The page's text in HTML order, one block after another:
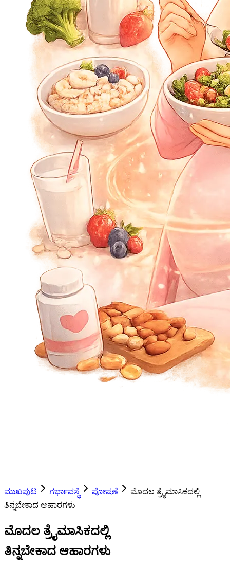
ಮುಖಪುಟ ಗರ್ಭಾವಸ್ಥೆ ಪೋಷಣೆ
ಮೊದಲ ತ್ರೈಮಾಸಿಕದಲ್ಲಿ
ತಿನ್ನಬೇಕಾದ ಆಹಾರಗಳು
ಮೊದಲ ತ್ರೈಮಾಸಿಕದಲ್ಲಿ
ತಿನ್ನಬೇಕಾದ ಆಹಾರಗಳು